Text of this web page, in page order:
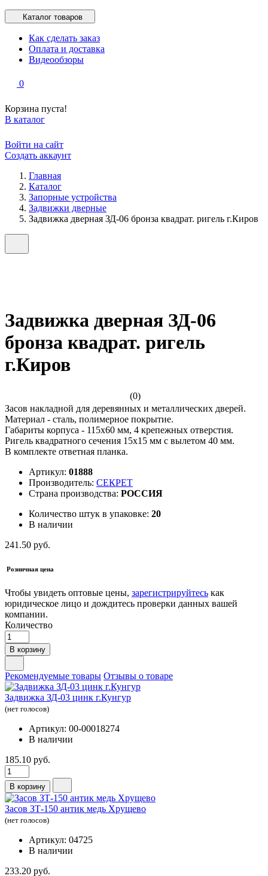
Каталог товаров
Как сделать заказ
Оплата и доставка
Видеообзоры
0
Корзина пуста!
В каталог
Войти на сайт
Создать аккаунт
Главная
Каталог
Запорные устройства
Задвижки дверные
Задвижка дверная ЗД-06 бронза квадрат. ригель г.Киров
Задвижка дверная ЗД-06
бронза квадрат. ригель
г.Киров
(0)
Засов накладной для деревянных и металлических дверей.
Материал - сталь, полимерное покрытие.
Габариты корпуса - 115х60 мм, 4 крепежных отверстия.
Ригель квадратного сечения 15х15 мм с вылетом 40 мм.
В комплекте ответная планка.
Артикул: 01888
Производитель: СЕКРЕТ
Страна производства: РОССИЯ
Количество штук в упаковке: 20
В наличии
241.50 руб.
Розничная цена
Чтобы увидеть оптовые цены, зарегистрируйтесь как
юридическое лицо и дождитесь проверки данных вашей
компании.
Количество
В корзину
Рекомендуемые товары Отзывы о товаре
Задвижка ЗД-03 цинк г.Кунгур
(нет голосов)
Артикул: 00-00018274
В наличии
185.10 руб.
В корзину
Засов ЗТ-150 антик медь Хрущево
(нет голосов)
Артикул: 04725
В наличии
233.20 руб.